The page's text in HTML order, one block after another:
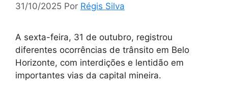
31/10/2025 Por Régis Silva
A sexta-feira, 31 de outubro, registrou
diferentes ocorrências de trânsito em Belo
Horizonte, com interdições e lentidão em
importantes vias da capital mineira.